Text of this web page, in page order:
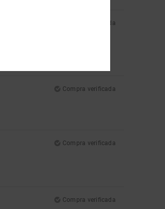
Compra verificada
Compra verificada
Compra verificada
Compra verificada